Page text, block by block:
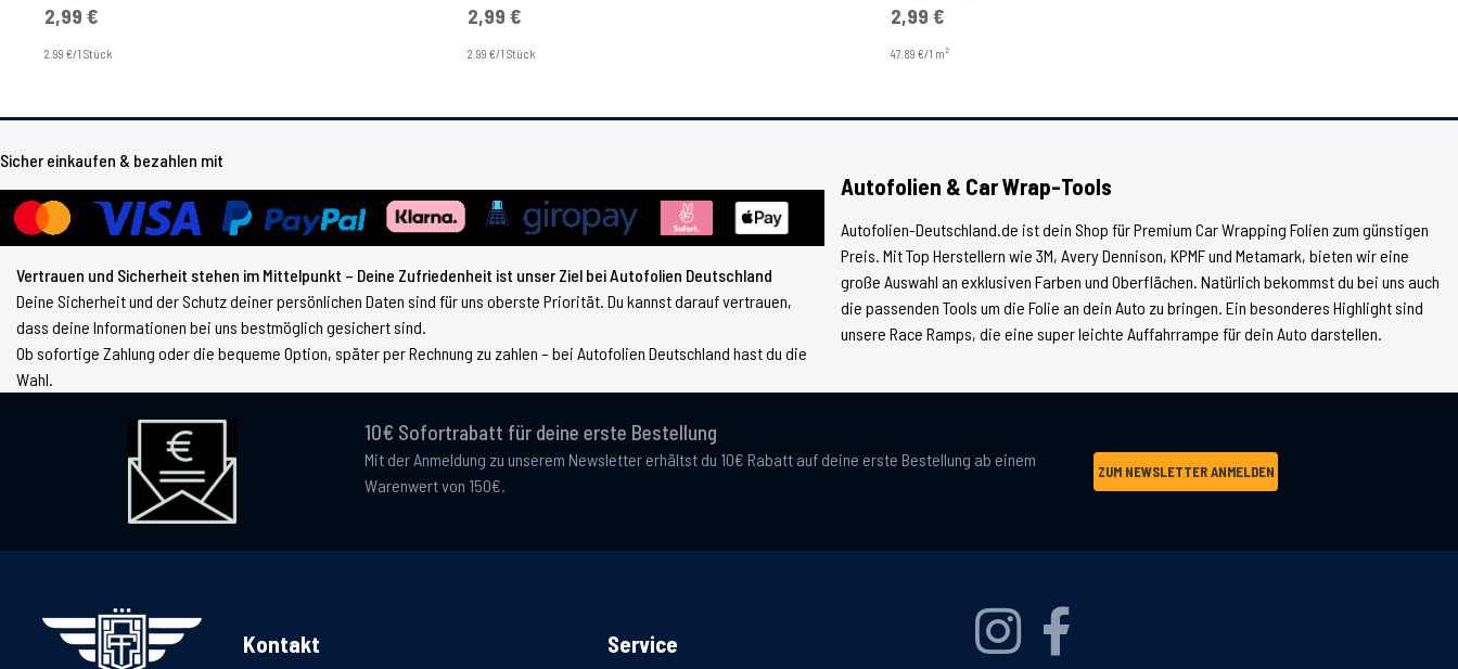
2,99 €
2.99 €/1 Stück
2,99 €
2.99 €/1 Stück
2,99 €
47.89 €/1 m2
Sicher einkaufen & bezahlen mit
Vertrauen und Sicherheit stehen im Mittelpunkt – Deine Zufriedenheit ist unser Ziel bei Autofolien Deutschland
Deine Sicherheit und der Schutz deiner persönlichen Daten sind für uns oberste Priorität. Du kannst darauf vertrauen,
dass deine Informationen bei uns bestmöglich gesichert sind.
Ob sofortige Zahlung oder die bequeme Option, später per Rechnung zu zahlen – bei Autofolien Deutschland hast du die
Wahl.
Autofolien & Car Wrap-Tools
Autofolien-Deutschland.de ist dein Shop für Premium Car Wrapping Folien zum günstigen
Preis. Mit Top Herstellern wie 3M, Avery Dennison, KPMF und Metamark, bieten wir eine
große Auswahl an exklusiven Farben und Oberflächen. Natürlich bekommst du bei uns auch
die passenden Tools um die Folie an dein Auto zu bringen. Ein besonderes Highlight sind
unsere Race Ramps, die eine super leichte Auffahrrampe für dein Auto darstellen.
10€ Sofortrabatt für deine erste Bestellung
Mit der Anmeldung zu unserem Newsletter erhältst du 10€ Rabatt auf deine erste Bestellung ab einem
Warenwert von 150€.
ZUM NEWSLETTER ANMELDEN
Kontakt Service